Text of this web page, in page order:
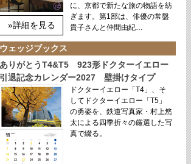
»詳細を見る
に、京都で新たな旅の物語を紡
ぎます。第1部は、俳優の常盤
貴子さんと仲間由紀…
ウェッジブックス
ありがとうT4&T5 923形ドクターイエロー
引退記念カレンダー2027 壁掛けタイプ
ドクターイエロー「T4」、そ
してドクターイエロー「T5」
の勇姿を、鉄道写真家・村上悠
太による四季折々の厳選した写
真で綴る。